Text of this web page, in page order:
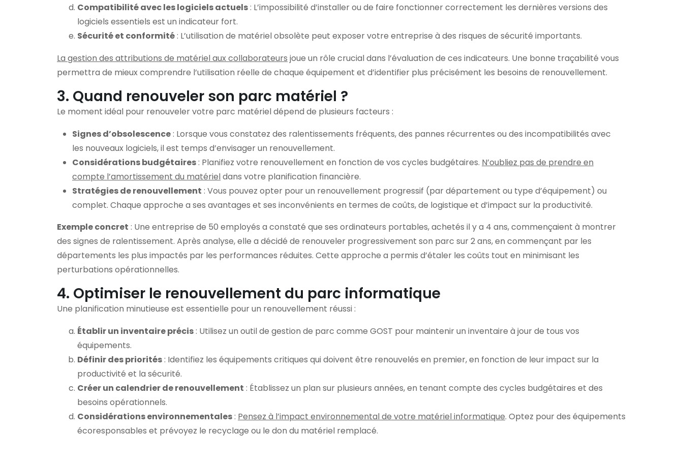
Compatibilité avec les logiciels actuels: L’impossibilité d’installer ou de faire fonctionner correctement les dernières versions des
logiciels essentiels est un indicateur fort.
Sécurité et conformité: L’utilisation de matériel obsolète peut exposer votre entreprise à des risques de sécurité importants.
La gestion des attributions de matériel aux collaborateurs joue un rôle crucial dans l’évaluation de ces indicateurs. Une bonne traçabilité vous
permettra de mieux comprendre l’utilisation réelle de chaque équipement et d’identifier plus précisément les besoins de renouvellement.
3. Quand renouveler son parc matériel ?
Le moment idéal pour renouveler votre parc matériel dépend de plusieurs facteurs :
Signes d’obsolescence: Lorsque vous constatez des ralentissements fréquents, des pannes récurrentes ou des incompatibilités avec
les nouveaux logiciels, il est temps d’envisager un renouvellement.
Considérations budgétaires: Planifiez votre renouvellement en fonction de vos cycles budgétaires. N’oubliez pas de prendre en
compte l’amortissement du matérieldans votre planification financière.
Stratégies de renouvellement : Vous pouvez opter pour un renouvellement progressif (par département ou type d’équipement) ou
complet. Chaque approche a ses avantages et ses inconvénients en termes de coûts, de logistique et d’impact sur la productivité.
Exemple concret : Une entreprise de 50 employés a constaté que ses ordinateurs portables, achetés il y a 4 ans, commençaient à montrer
des signes de ralentissement. Après analyse, elle a décidé de renouveler progressivement son parc sur 2 ans, en commençant par les
départements les plus impactés par les performances réduites. Cette approche a permis d’étaler les coûts tout en minimisant les
perturbations opérationnelles.
4. Optimiser le renouvellement du parc informatique
Une planification minutieuse est essentielle pour un renouvellement réussi :
Établir un inventaire précis: Utilisez un outil de gestion de parc comme GOST pour maintenir un inventaire à jour de tous vos
équipements.
Définir des priorités: Identifiez les équipements critiques qui doivent être renouvelés en premier, en fonction de leur impact sur la
productivité et la sécurité.
Créer un calendrier de renouvellement : Établissez un plan sur plusieurs années, en tenant compte des cycles budgétaires et des
besoins opérationnels.
Considérations environnementales: Pensez à l’impact environnemental de votre matériel informatique. Optez pour des équipements
écoresponsables et prévoyez le recyclage ou le don du matériel remplacé.